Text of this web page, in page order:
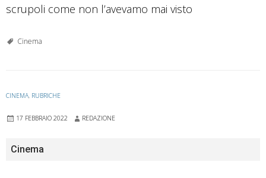
scrupoli come non l’avevamo mai visto
Cinema
CINEMA, RUBRICHE
17 FEBBRAIO 2022 REDAZIONE
Cinema